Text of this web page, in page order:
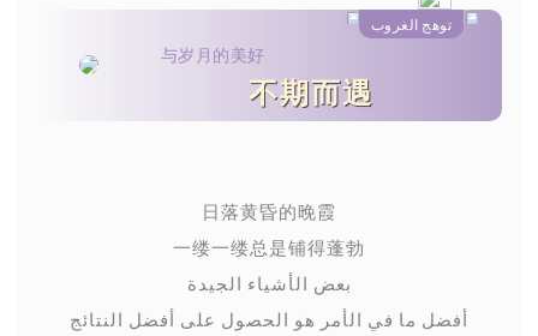
توهج الغروب
与岁月的美好
不期而遇
日落黄昏的晚霞
一缕一缕总是铺得蓬勃
بعض الأشياء الجيدة
أفضل ما في الأمر هو الحصول على أفضل النتائج